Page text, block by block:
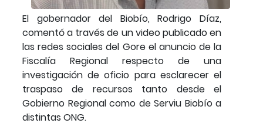
El gobernador del Biobío, Rodrigo Díaz,
comentó a través de un video publicado en
las redes sociales del Gore el anuncio de la
Fiscalía Regional respecto de una
investigación de oficio para esclarecer el
traspaso de recursos tanto desde el
Gobierno Regional como de Serviu Biobío a
distintas ONG.